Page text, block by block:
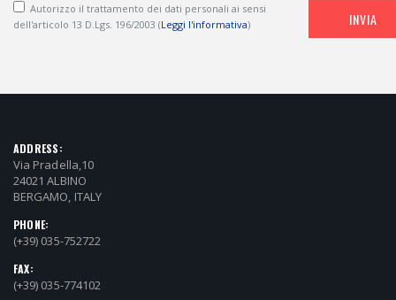
Autorizzo il trattamento dei dati personali ai sensi
dell'articolo 13 D.Lgs. 196/2003 (Leggi l'informativa) INVIA
ADDRESS:
Via Pradella,10
24021 ALBINO
BERGAMO, ITALY
PHONE:
(+39) 035-752722
FAX:
(+39) 035-774102